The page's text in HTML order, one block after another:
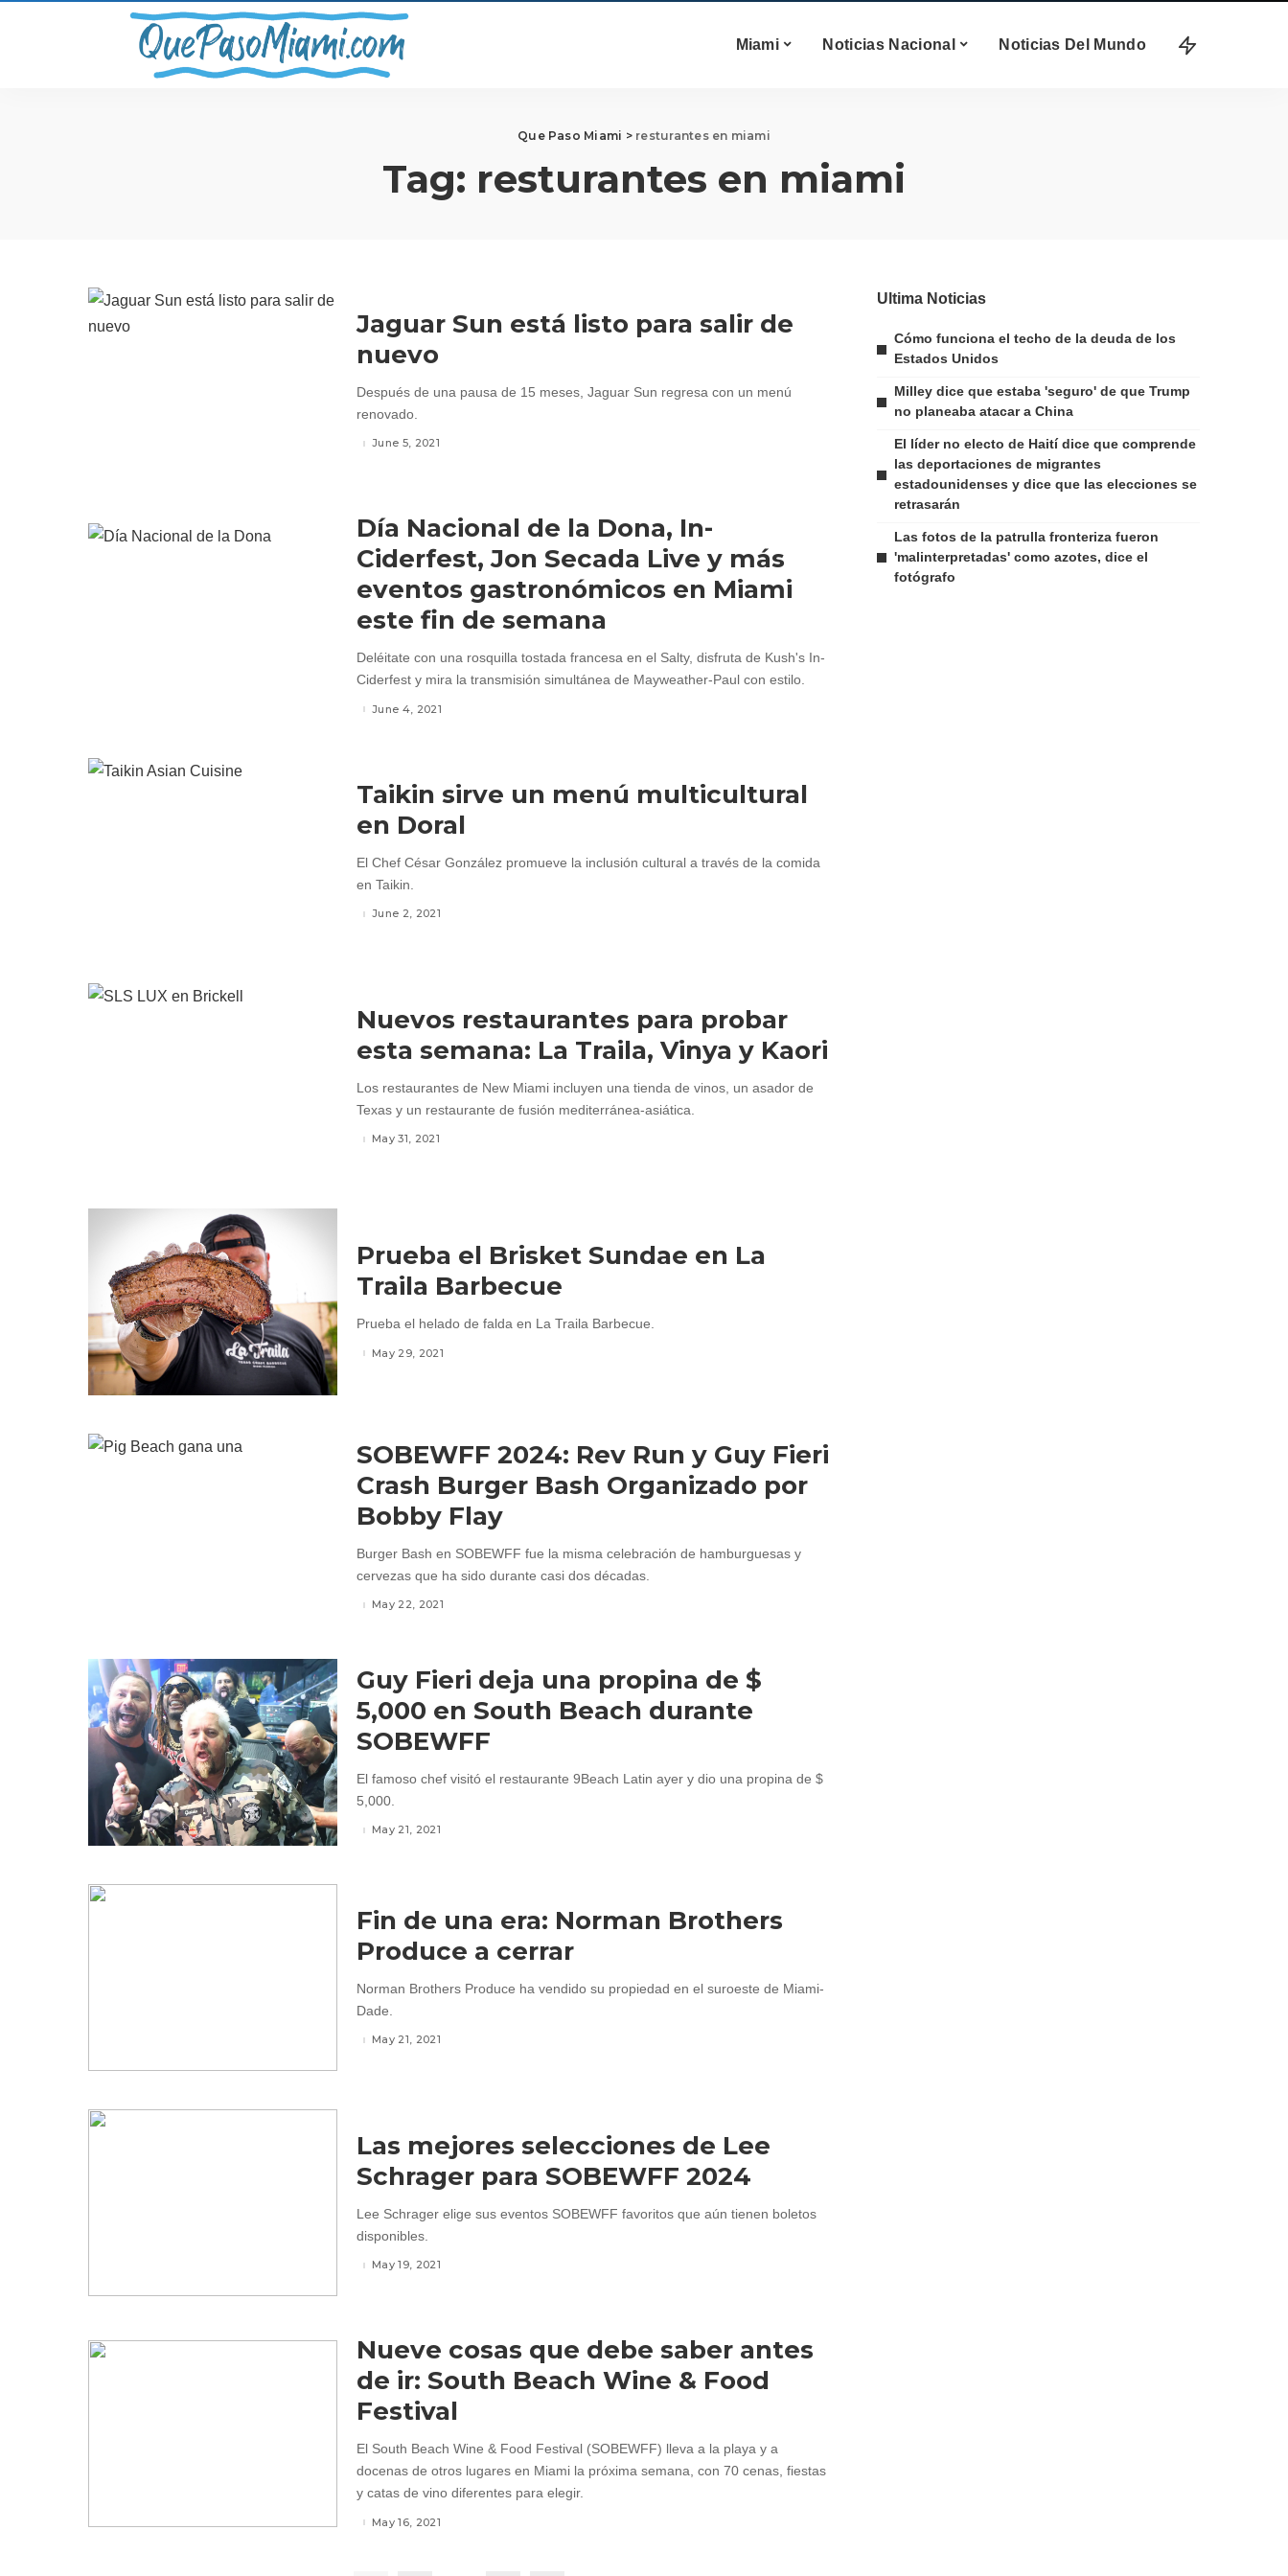
Miami Noticias Nacional Noticias Del Mundo
Que Paso Miami > resturantes en miami
Tag: resturantes en miami
Jaguar Sun está listo para salir de
nuevo
Después de una pausa de 15 meses, Jaguar Sun regresa con un menú
renovado.
June 5, 2021
Día Nacional de la Dona, In-
Ciderfest, Jon Secada Live y más
eventos gastronómicos en Miami
este fin de semana
Deléitate con una rosquilla tostada francesa en el Salty, disfruta de Kush's In-
Ciderfest y mira la transmisión simultánea de Mayweather-Paul con estilo.
June 4, 2021
Taikin sirve un menú multicultural
en Doral
El Chef César González promueve la inclusión cultural a través de la comida
en Taikin.
June 2, 2021
Nuevos restaurantes para probar
esta semana: La Traila, Vinya y Kaori
Los restaurantes de New Miami incluyen una tienda de vinos, un asador de
Texas y un restaurante de fusión mediterránea-asiática.
May 31, 2021
Prueba el Brisket Sundae en La
Traila Barbecue
Prueba el helado de falda en La Traila Barbecue.
May 29, 2021
SOBEWFF 2024: Rev Run y Guy Fieri
Crash Burger Bash Organizado por
Bobby Flay
Burger Bash en SOBEWFF fue la misma celebración de hamburguesas y
cervezas que ha sido durante casi dos décadas.
May 22, 2021
Guy Fieri deja una propina de $
5,000 en South Beach durante
SOBEWFF
El famoso chef visitó el restaurante 9Beach Latin ayer y dio una propina de $
5,000.
May 21, 2021
Fin de una era: Norman Brothers
Produce a cerrar
Norman Brothers Produce ha vendido su propiedad en el suroeste de Miami-
Dade.
May 21, 2021
Las mejores selecciones de Lee
Schrager para SOBEWFF 2024
Lee Schrager elige sus eventos SOBEWFF favoritos que aún tienen boletos
disponibles.
May 19, 2021
Nueve cosas que debe saber antes
de ir: South Beach Wine & Food
Festival
El South Beach Wine & Food Festival (SOBEWFF) lleva a la playa y a
docenas de otros lugares en Miami la próxima semana, con 70 cenas, fiestas
y catas de vino diferentes para elegir.
May 16, 2021
Ultima Noticias
Cómo funciona el techo de la deuda de los
Estados Unidos
Milley dice que estaba 'seguro' de que Trump
no planeaba atacar a China
El líder no electo de Haití dice que comprende
las deportaciones de migrantes
estadounidenses y dice que las elecciones se
retrasarán
Las fotos de la patrulla fronteriza fueron
'malinterpretadas' como azotes, dice el
fotógrafo